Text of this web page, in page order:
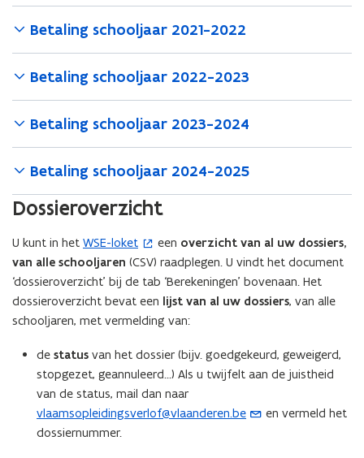
Betaling schooljaar 2021-2022
Betaling schooljaar 2022-2023
Betaling schooljaar 2023-2024
Betaling schooljaar 2024-2025
Dossieroverzicht
U kunt in het WSE-loket
(
o
p
e
n
i
n
n
i
e
een overzicht van al uw dossiers,
van alle schooljaren (CSV) raadplegen. U vindt het document
‘dossieroverzicht’ bij de tab ‘Berekeningen’ bovenaan. Het
dossieroverzicht bevat een lijst van al uw dossiers, van alle
schooljaren, met vermelding van:
de status van het dossier (bijv. goedgekeurd, geweigerd,
stopgezet, geannuleerd...) Als u twijfelt aan de juistheid
van de status, mail dan naar
vlaamsopleidingsverlof@vlaanderen.be
(
o
en vermeld het
dossiernummer.